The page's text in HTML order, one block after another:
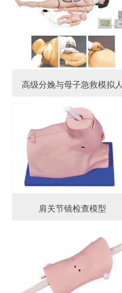
高级分娩与母子急救模拟人
肩关节镜检查模型